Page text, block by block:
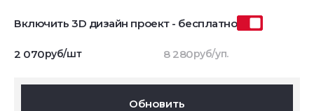
Включить 3D дизайн проект - бесплатно
2 070руб/шт 8 280руб/уп.
Обновить